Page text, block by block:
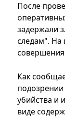
После
задержали
следам". На
Как
убийства и
виде